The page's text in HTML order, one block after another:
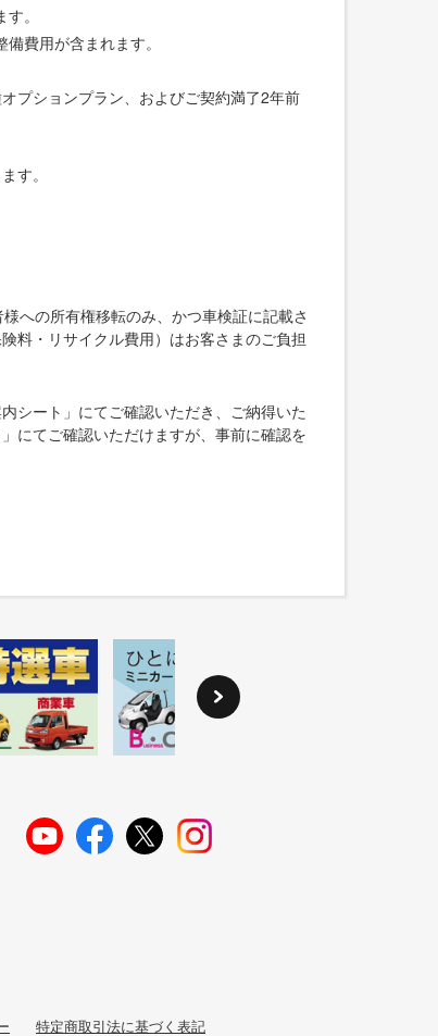
。
費用が含まれます。
プションプラン、およびご契約満了2年前
す。
への所有権移転のみ、かつ車検証に記載さ
料・リサイクル費用）はお客さまのご負担
シート」にてご確認いただき、ご納得いた
にてご確認いただけますが、事前に確認を
特定商取引法に基づく表記